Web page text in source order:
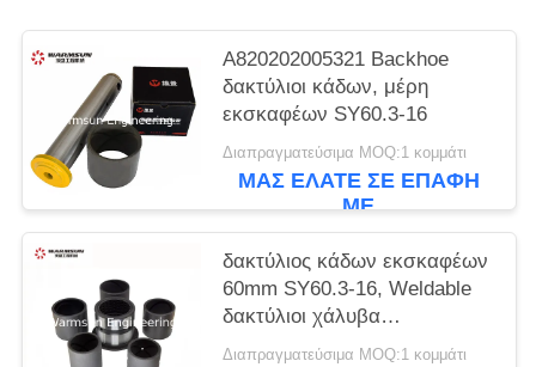
A820202005321 Backhoe
δακτύλιοι κάδων, μέρη
εκσκαφέων SY60.3-16
Διαπραγματεύσιμα MOQ:1 κομμάτι
ΜΑΣ ΕΛΆΤΕ ΣΕ ΕΠΑΦΉ
ΜΕ
δακτύλιος κάδων εκσκαφέων
60mm SY60.3-16, Weldable
δακτύλιοι χάλυβα
A820202005321
Διαπραγματεύσιμα MOQ:1 κομμάτι